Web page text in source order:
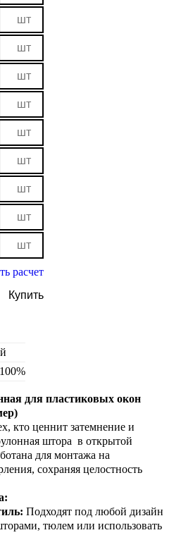
расчет
Купить
для пластиковых окон
кто ценнит затемнение и
штора в открытой
для монтажа на
сохраняя целостность
Подходят под любой дизайн
тюлем или использовать